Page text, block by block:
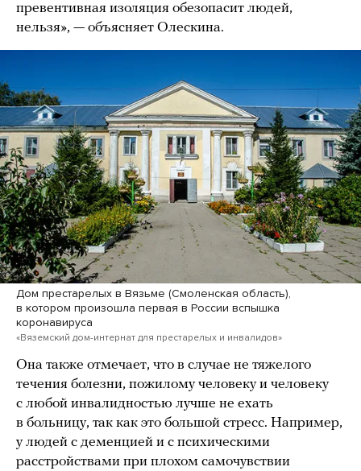
превентивная изоляция обезопасит людей,
нельзя», — объясняет Олескина.
Дом престарелых в Вязьме (Смоленская область),
в котором произошла первая в России вспышка
коронавируса
«Вяземский дом-интернат для престарелых и инвалидов»
Она также отмечает, что в случае не тяжелого
течения болезни, пожилому человеку и человеку
с любой инвалидностью лучше не ехать
в больницу, так как это большой стресс. Например,
у людей с деменцией и с психическими
расстройствами при плохом самочувствии